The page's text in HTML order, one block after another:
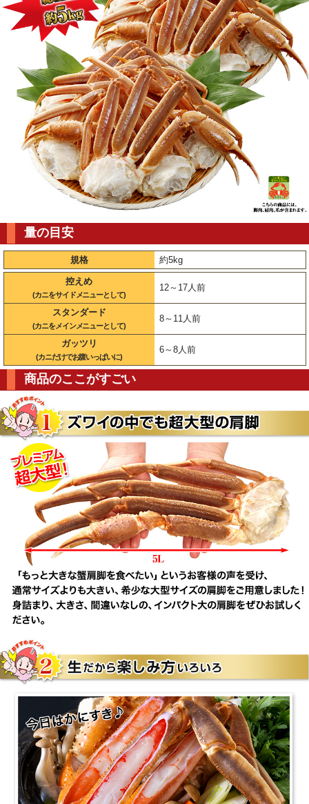
量の目安
規格 約5kg
控えめ
(カニをサイドメニューとして)
12～17人前
スタンダード
(カニをメインメニューとして)
8～11人前
ガッツリ
(カニだけでお腹いっぱいに)
6～8人前
商品のここがすごい